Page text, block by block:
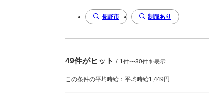
長野市 制服あり
49件がヒット / 1件〜30件を表示
この条件の平均時給：平均時給1,449円